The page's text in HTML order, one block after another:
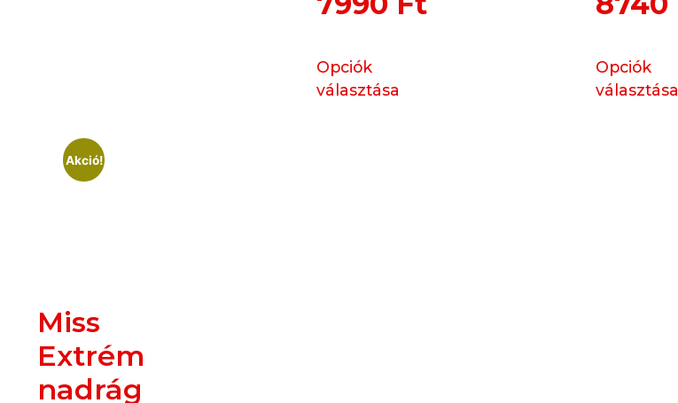
Opciók
választása
Opciók
választása
Akció!
Miss
Extrém
nadrág